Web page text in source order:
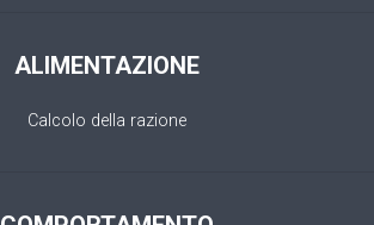
ALIMENTAZIONE
Calcolo della razione